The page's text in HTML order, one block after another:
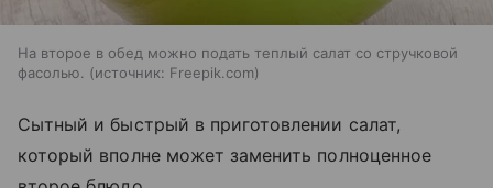
На второе в обед можно подать теплый салат со стручковой
фасолью.
источник: Freepik.com
Сытный и быстрый в приготовлении салат,
который вполне может заменить полноценное